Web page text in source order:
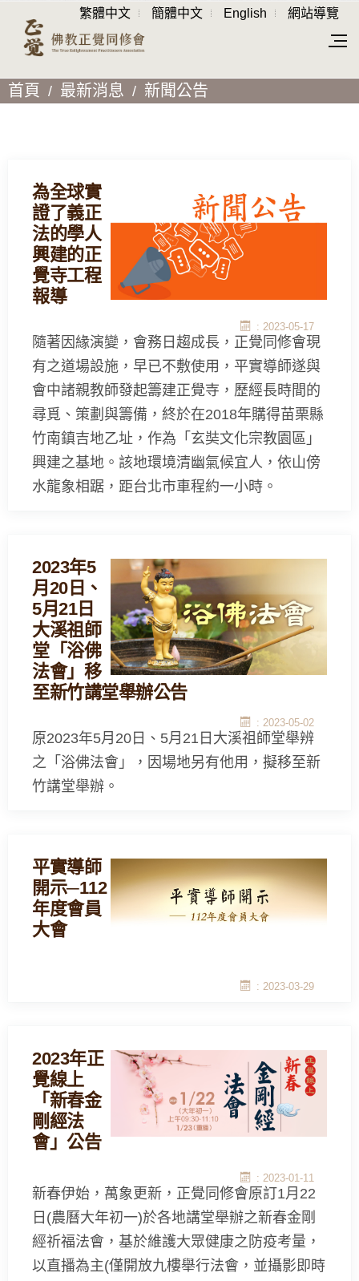
繁體中文 簡體中文 English 網站導覽
首頁 最新消息 新聞公告
為全球實
證了義正
法的學人
興建的正
覺寺工程
報導
: 2023-05-17
隨著因緣演變，會務日趨成長，正覺同修會現
有之道場設施，早已不敷使用，平實導師遂與
會中諸親教師發起籌建正覺寺，歷經長時間的
尋覓、策劃與籌備，終於在2018年購得苗栗縣
竹南鎮吉地乙址，作為「玄奘文化宗教園區」
興建之基地。該地環境清幽氣候宜人，依山傍
水龍象相踞，距台北市車程約一小時。
2023年5
月20日、
5月21日
大溪祖師
堂「浴佛
法會」移
至新竹講堂舉辦公告
: 2023-05-02
原2023年5月20日、5月21日大溪祖師堂舉辨
之「浴佛法會」，因場地另有他用，擬移至新
竹講堂舉辦。
平實導師
開示─112
年度會員
大會
: 2023-03-29
2023年正
覺線上
「新春金
剛經法
會」公告
: 2023-01-11
新春伊始，萬象更新，正覺同修會原訂1月22
日(農曆大年初一)於各地講堂舉辦之新春金剛
經祈福法會，基於維護大眾健康之防疫考量，
以直播為主(僅開放九樓舉行法會，並攝影即時